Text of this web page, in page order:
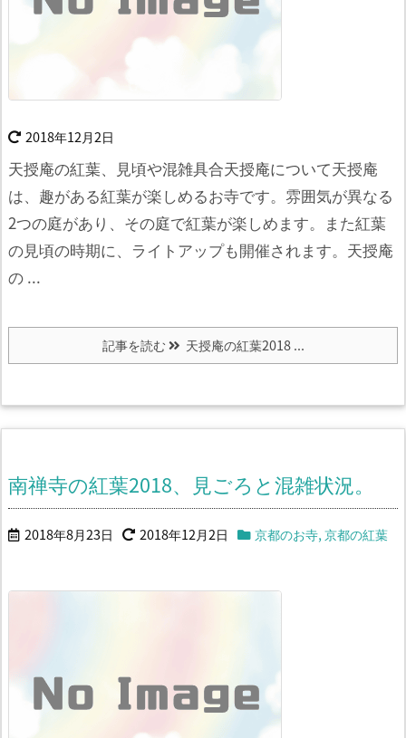
2018年12月2日
天授庵の紅葉、見頃や混雑具合天授庵について天授庵
は、趣がある紅葉が楽しめるお寺です。 雰囲気が異なる
2つの庭があり、その庭で紅葉が楽しめます。 また紅葉
の見頃の時期に、ライトアップも開催されます。 天授庵
の ...
記事を読む 天授庵の紅葉2018 ...
南禅寺の紅葉2018、見ごろと混雑状況。
2018年8月23日 2018年12月2日 京都のお寺,京都の紅葉